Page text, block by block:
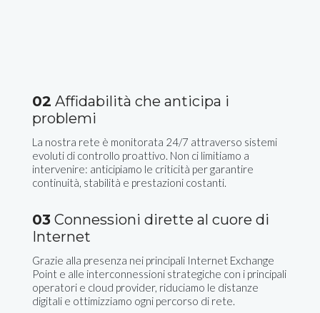
02 Affidabilità che anticipa i
problemi
La nostra rete è monitorata 24/7 attraverso sistemi
evoluti di controllo proattivo. Non ci limitiamo a
intervenire: anticipiamo le criticità per garantire
continuità, stabilità e prestazioni costanti.
03 Connessioni dirette al cuore di
Internet
Grazie alla presenza nei principali Internet Exchange
Point e alle interconnessioni strategiche con i principali
operatori e cloud provider, riduciamo le distanze
digitali e ottimizziamo ogni percorso di rete.